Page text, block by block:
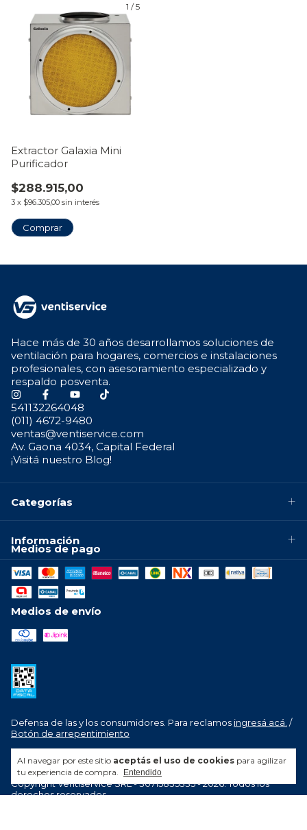
Al navegar por este sitio aceptás el uso de cookies para agilizar
tu experiencia de compra.
Entendido
1 /5
Extractor Galaxia Mini
Purificador
$288.915,00
3 x $96.305,00 sin interés
Hace más de 30 años desarrollamos soluciones de
ventilación para hogares, comercios e instalaciones
profesionales, con asesoramiento especializado y
respaldo posventa.
541132264048
(011) 4672-9480
ventas@ventiservice.com
Av. Gaona 4034, Capital Federal
¡Visitá nuestro Blog!
Categorías
Información
Medios de pago
Medios de envío
Defensa de las y los consumidores. Para reclamos ingresá acá. /
Botón de arrepentimiento
Copyright Ventiservice SRL - 30715835335 - 2026. Todos los
derechos reservados.